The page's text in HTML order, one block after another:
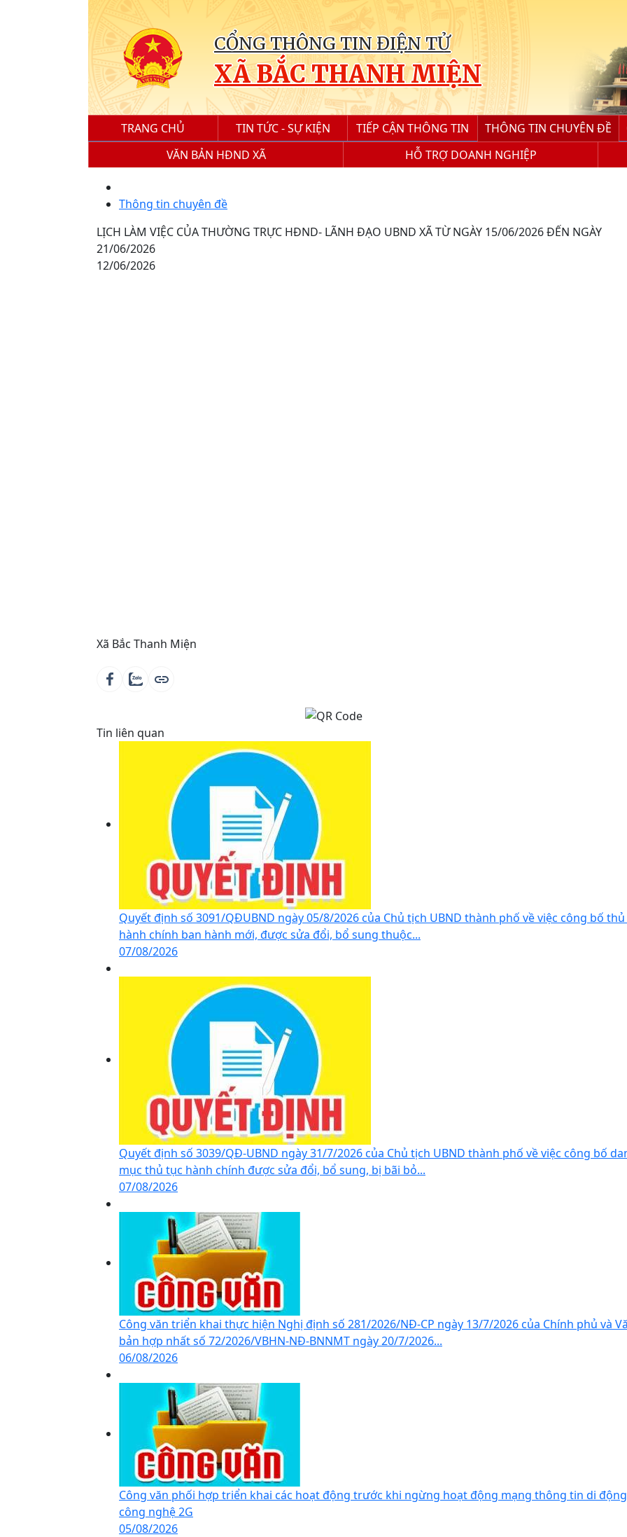
CỔNG THÔNG TIN ĐIỆN TỬ
XÃ BẮC THANH MIỆN
TRANG CHỦ TIN TỨC - SỰ KIỆN TIẾP CẬN THÔNG TIN THÔNG TIN CHUYÊN ĐỀ
VĂN BẢN HĐND XÃ
HỖ TRỢ DOANH NGHIỆP
Thông tin chuyên đề
LỊCH LÀM VIỆC CỦA THƯỜNG TRỰC HĐND- LÃNH ĐẠO UBND XÃ TỪ NGÀY 15/06/2026 ĐẾN NGÀY
21/06/2026
12/06/2026
Xã Bắc Thanh Miện
Tin liên quan
Quyết định số 3091/QĐUBND ngày 05/8/2026 của Chủ tịch UBND thành phố về việc công bố
hành chính ban hành mới, được sửa đổi, bổ sung thuộc...
07/08/2026
Quyết định số 3039/QĐ-UBND ngày 31/7/2026 của Chủ tịch UBND thành phố về việc công bố
mục thủ tục hành chính được sửa đổi, bổ sung, bị bãi bỏ...
07/08/2026
Công văn triển khai thực hiện Nghị định số 281/2026/NĐ-CP ngày 13/7/2026 của Chính phủ và
bản hợp nhất số 72/2026/VBHN-NĐ-BNNMT ngày 20/7/2026...
06/08/2026
Công văn phối hợp triển khai các hoạt động trước khi ngừng hoạt động mạng thông tin di động
công nghệ 2G
05/08/2026